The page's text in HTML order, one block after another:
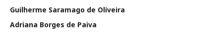
Guilherme Saramago de Oliveira
Adriana Borges de Paiva